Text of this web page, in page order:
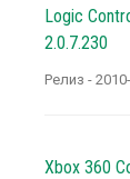
Logic
2.0.7.230
Релиз -
Xbox 360